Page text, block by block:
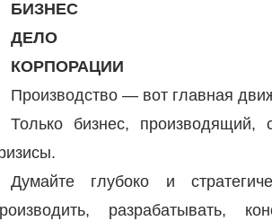
БИЗНЕС
ДЕЛО
КОРПОРАЦИИ
Производство — вот главная
Только бизнес,
Думайте глубоко и
разрабатывать,